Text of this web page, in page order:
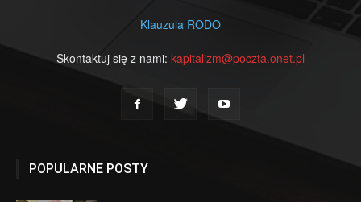
Klauzula RODO
Skontaktuj się z nami: kapitalizm@poczta.onet.pl
POPULARNE POSTY